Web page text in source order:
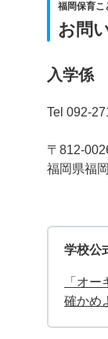
福岡保育こ
お問
入学係
Tel 092-
〒812-
福岡県福
学校公
「オ
確かめ